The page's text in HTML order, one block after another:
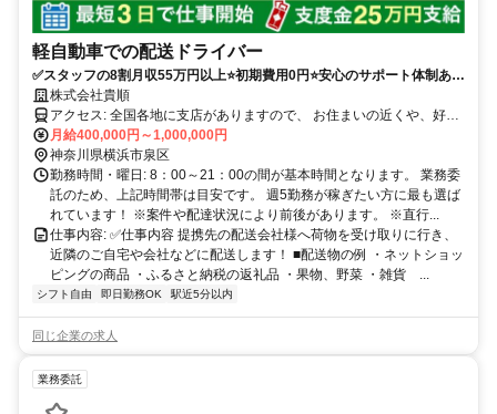
軽自動車での配送ドライバー
✅スタッフの8割月収55万円以上⭐️初期費用0円⭐️安心のサポート体制あり
（車両レンタル/事故対応等）履歴書不要！
株式会社貴順
アクセス: 全国各地に支店がありますので、 お住まいの近くや、好き
な場所で働くことが可能です。 ※自宅から車で通える範囲 ・転勤は
ありません。 ・マイカーかレンタル車両での直行直帰 ・車通勤可
月給400,000円～1,000,000円
神奈川県横浜市泉区
勤務時間・曜日: 8：00～21：00の間が基本時間となります。 業務委
託のため、上記時間帯は目安です。 週5勤務が稼ぎたい方に最も選ば
れています！ ※案件や配達状況により前後があります。 ※直行...
仕事内容: ✅️仕事内容 提携先の配送会社様へ荷物を受け取りに行き、
近隣のご自宅や会社などに配送します！ ■配送物の例 ・ネットショッ
ピングの商品 ・ふるさと納税の返礼品 ・果物、野菜 ・雑貨 ...
シフト自由 即日勤務OK 駅近5分以内
同じ企業の求人
業務委託